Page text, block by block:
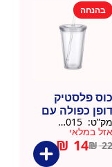
בהנחה
כוס פלסטיק
דופן כפולה עם
קשית
מק”ט: 9911015
אזל במלאי
₪22
₪ 14